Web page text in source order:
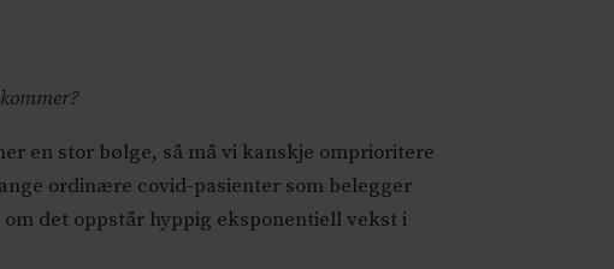
en stor bølge, så må vi kanskje omprioritere
ordinære covid-pasienter som belegger
det oppstår hyppig eksponentiell vekst i